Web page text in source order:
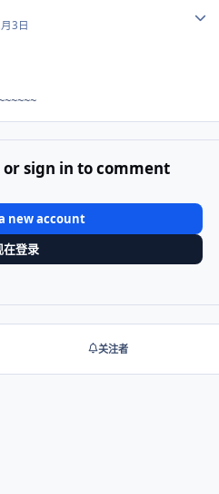
3日
sign in to comment
new account
在登录
关注者